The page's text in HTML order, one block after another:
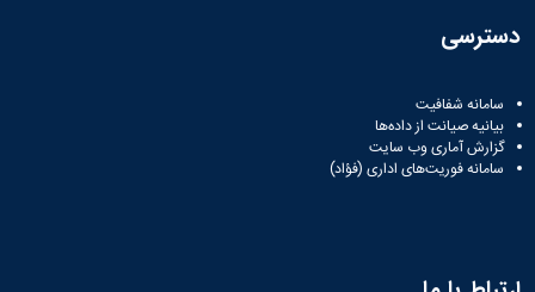
همایش‌ها
انتشارات
نشر
کتب
مجلات
علمی
دسترسی
سامانه شفافیت
بیانیه صیانت از داده‌ها
گزارش آماری وب‌ سایت
سامانه فوریت‌های اداری (فؤاد)